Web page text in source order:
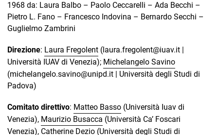
1968 da: Laura Balbo – Paolo Ceccarelli – Ada Becchi –
Pietro L. Fano – Francesco Indovina – Bernardo Secchi –
Guglielmo Zambrini
Direzione: Laura Fregolent (laura.fregolent@iuav.it |
Università IUAV di Venezia); Michelangelo Savino
(michelangelo.savino@unipd.it | Università degli Studi di
Padova)
Comitato direttivo: Matteo Basso (Università Iuav di
Venezia), Maurizio Busacca (Università Ca’ Foscari
Venezia), Catherine Dezio (Università degli Studi di